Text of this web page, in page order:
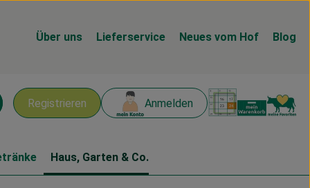
Über uns Lieferservice Neues vom Hof Blog
Registrieren Anmelden
Haus, Garten & Co.